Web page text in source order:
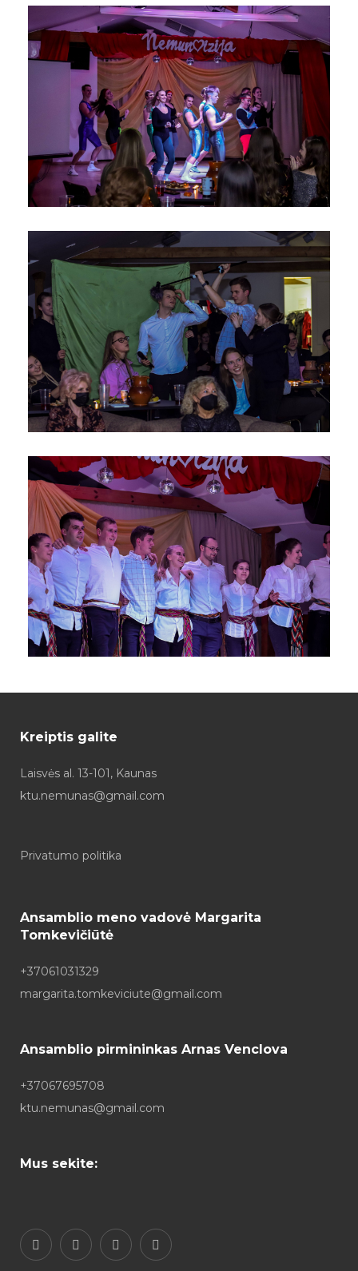
Kreiptis galite
Laisvės al. 13-101, Kaunas
ktu.nemunas@gmail.com
Privatumo politika
Ansamblio meno vadovė Margarita
Tomkevičiūtė
+37061031329
margarita.tomkeviciute@gmail.com
Ansamblio pirmininkas Arnas Venclova
+37067695708
ktu.nemunas@gmail.com
Mus sekite: